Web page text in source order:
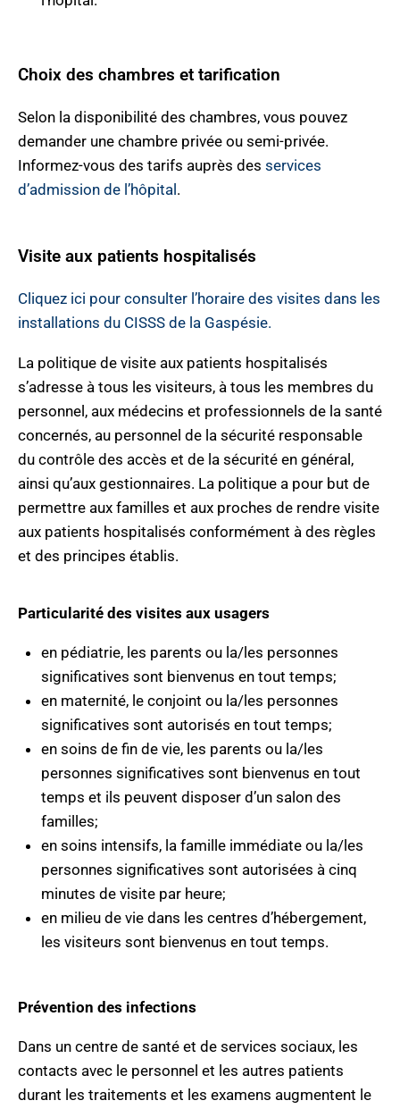
Choix des chambres et tarification
Selon la disponibilité des chambres, vous pouvez
demander une chambre privée ou semi-privée.
Informez-vous des tarifs auprès des services
d’admission de l’hôpital .
Visite aux patients hospitalisés
Cliquez ici pour consulter l’horaire des visites dans les
installations du CISSS de la Gaspésie.
La politique de visite aux patients hospitalisés
s’adresse à tous les visiteurs, à tous les membres du
personnel, aux médecins et professionnels de la santé
concernés, au personnel de la sécurité responsable
du contrôle des accès et de la sécurité en général,
ainsi qu’aux gestionnaires. La politique a pour but de
permettre aux familles et aux proches de rendre visite
aux patients hospitalisés conformément à des règles
et des principes établis.
Particularité des visites aux usagers
en pédiatrie, les parents ou la/les personnes
significatives sont bienvenus en tout temps;
en maternité, le conjoint ou la/les personnes
significatives sont autorisés en tout temps;
en soins de fin de vie, les parents ou la/les
personnes significatives sont bienvenus en tout
temps et ils peuvent disposer d’un salon des
familles;
en soins intensifs, la famille immédiate ou la/les
personnes significatives sont autorisées à cinq
minutes de visite par heure;
en milieu de vie dans les centres d’hébergement,
les visiteurs sont bienvenus en tout temps.
Prévention des infections
Dans un centre de santé et de services sociaux, les
contacts avec le personnel et les autres patients
durant les traitements et les examens augmentent le